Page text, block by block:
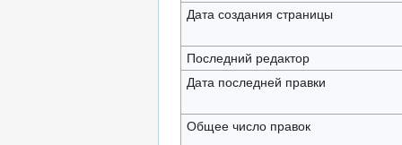
Дата создания страницы
Последний редактор
Дата последней правки
Общее число правок